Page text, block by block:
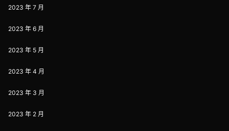
2023 年 7 月
2023 年 6 月
2023 年 5 月
2023 年 4 月
2023 年 3 月
2023 年 2 月